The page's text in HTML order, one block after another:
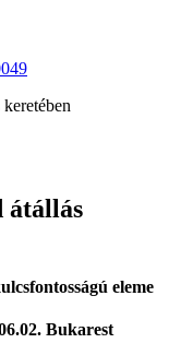
átállás
eleme
Bukarest